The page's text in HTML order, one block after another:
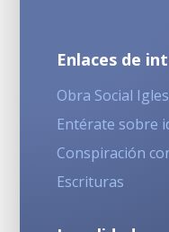
Enlaces de
Obra Social
Entérate sobre
Conspiración
Escrituras